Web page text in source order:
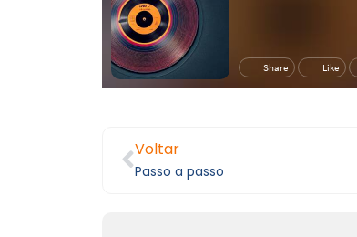
Voltar
Passo a passo